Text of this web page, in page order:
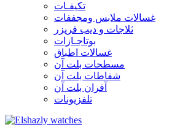
تكيفـات
غسالات ملابس ومجففات
ثلاجات و ديب فريزر
بوتاجـازات
غسالات اطباق
مسطحات بلت آن
شفاطات بلت آن
آفران بلت آن
تلفزيونات